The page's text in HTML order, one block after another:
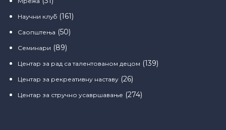
Научни клуб (161)
Саопштења (50)
Семинари (89)
Центар за рад са талентованом децом (139)
Центар за рекреативну наставу (26)
Центар за стручно усавршавање (274)